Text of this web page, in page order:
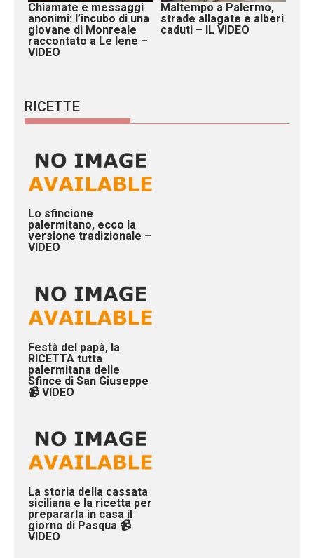
Chiamate e messaggi
anonimi: l’incubo di una
giovane di Monreale
raccontato a Le Iene –
VIDEO
Maltempo a Palermo,
strade allagate e alberi
caduti – IL VIDEO
RICETTE
Lo sfincione
palermitano, ecco la
versione tradizionale –
VIDEO
Festà del papà, la
RICETTA tutta
palermitana delle
Sfince di San Giuseppe
📹 VIDEO
La storia della cassata
siciliana e la ricetta per
prepararla in casa il
giorno di Pasqua 📹
VIDEO